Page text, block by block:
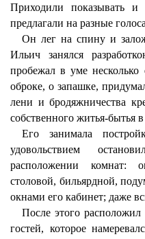
Приходили показывать и
предлагали на разные
Он лег на спину и
Ильич занялся
пробежал в уме несколько
оброке, о запашке,
лени и бродяжничества
собственного житья-бытья
Его занимала
удовольствием
расположении комнат:
столовой, бильярдной,
окнами его кабинет; даже
После этого
гостей, которое